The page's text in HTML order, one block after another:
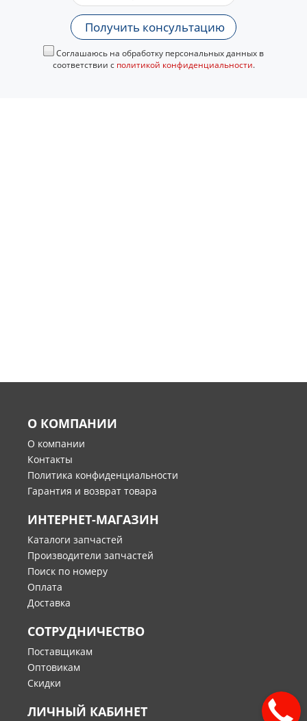
Получить консультацию
Соглашаюсь на обработку персональных данных в
соответствии с политикой конфиденциальности.
О КОМПАНИИ
О компании
Контакты
Политика конфиденциальности
Гарантия и возврат товара
ИНТЕРНЕТ-МАГАЗИН
Каталоги запчастей
Производители запчастей
Поиск по номеру
Оплата
Доставка
СОТРУДНИЧЕСТВО
Поставщикам
Оптовикам
Скидки
ЛИЧНЫЙ КАБИНЕТ